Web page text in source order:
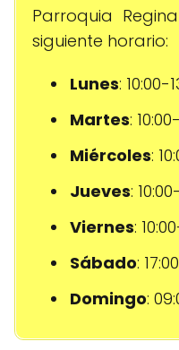
Parroquia
siguiente horario:
Lunes: 10:00-
Martes:
Miércoles:
Jueves:
Viernes:
Sábado:
Domingo: